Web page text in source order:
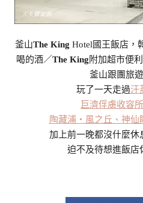
釜山The King Hotel國王飯店，
喝的酒／The King附加超市便
釜山跟團旅
玩了一天走過汗
巨濟俘虜收容
陶藏浦‧風之丘、神仙
加上前一晚都沒什麼休
迫不及待想進飯店